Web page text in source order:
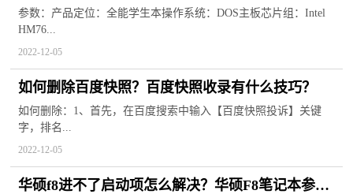
参数：产品定位：全能学生本操作系统：DOS主板芯片组：Intel
HM76...
2022-12-05
如何删除百度快照？百度快照收录有什么技巧？
如何删除：1、首先，在百度搜索中输入【百度快照投诉】关键
字，排名...
2022-12-05
华硕f8进不了启动项怎么解决？华硕F8笔记本参数